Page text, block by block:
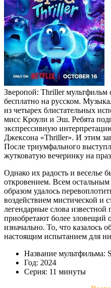
Зверопой: Thriller
бесплатно на русском.
из четырех блистательных
мисс Кроули и Эш. Ребята
экспрессивную
Джексона «Thriller». И этим
После триумфального
жутковатую вечеринку на
Однако их радость и веселье
откровением. Всем
образом удалось
воздействием мистической и
легендарные слова
приобретают более зловещий
изначально. То, что казалось
настоящим испытанием для
Название мультфильма:
Год: 2024
Серия: 11 минуты